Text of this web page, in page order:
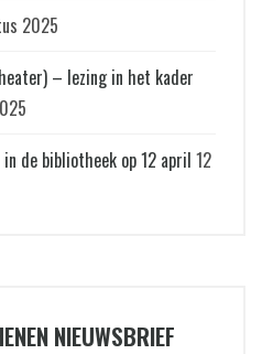
2025
– lezing in het kader
de bibliotheek op 12 april 12
NIEUWSBRIEF